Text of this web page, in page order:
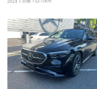
2024 距離 15,375km